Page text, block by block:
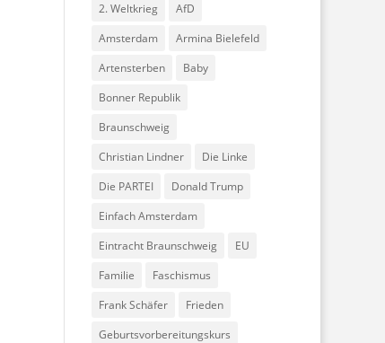
2. Weltkrieg
AfD
Amsterdam
Armina Bielefeld
Artensterben
Baby
Bonner Republik
Braunschweig
Christian Lindner
Die Linke
Die PARTEI
Donald Trump
Einfach Amsterdam
Eintracht Braunschweig
EU
Familie
Faschismus
Frank Schäfer
Frieden
Geburtsvorbereitungskurs